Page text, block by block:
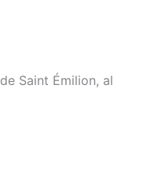
Saint Émilion, al